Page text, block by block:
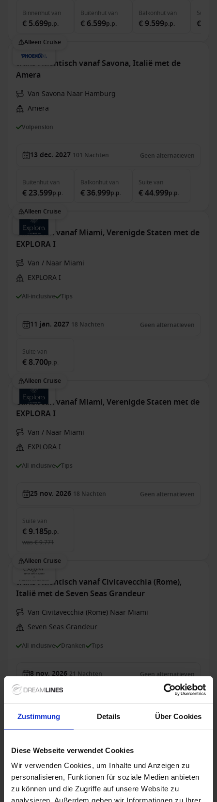
Zustimmung Details Über Cookies
Diese Webseite verwendet Cookies
Wir verwenden Cookies, um Inhalte und Anzeigen zu
personalisieren, Funktionen für soziale Medien anbieten
zu können und die Zugriffe auf unsere Website zu
analysieren. Außerdem geben wir Informationen zu Ihrer
Binnenhutvan
€ 5.699p.p.
Buitenhutvan
€ 6.599p.p.
Balkonhutvan
€ 9.599p.p.
Suite
€
Alleen Cruise
trans-Atlantisch vanaf Savona, Italië met de
Amera
Van Savona Naar Hamburg
Amera
Volpension
13 dec. 2027 101 Nachten Geen alternatieven
Buitenhutvan
€ 23.599p.p.
Balkonhutvan
€ 36.999p.p.
Suite van
€ 44.999p.p.
Alleen Cruise
Caribbean vanaf Miami, Verenigde Staten met de
EXPLORA I
Van / Naar Miami
EXPLORA I
All-inclusive Tips
11 jan. 2027 18 Nachten Geen alternatieven
Suite van
€ 8.700p.p.
Alleen Cruise
Caribbean vanaf Miami, Verenigde Staten met de
EXPLORA I
Van / Naar Miami
EXPLORA I
All-inclusive Tips
25 nov. 2026 18 Nachten Geen alternatieven
Suite van
€ 9.185p.p.
was€ 9.771
Alleen Cruise
trans-Atlantisch vanaf Civitavecchia (Rome),
Italië met de Seven Seas Grandeur
Van Civitavecchia (Rome) Naar Miami
Seven Seas Grandeur
All-inclusive Dranken Tips
8 nov. 2026 21Nachten Geen alternatieven
€ 13.669
Alleen Cruise
Caribbean vanaf Galveston, Verenigde Staten
met de Seven Seas Splendor
Van Galveston Naar Miami
Seven Seas Splendor